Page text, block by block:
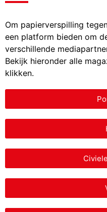
Om papierverspilling
een platform bieden om
verschillende
Bekijk hieronder alle
klikken.